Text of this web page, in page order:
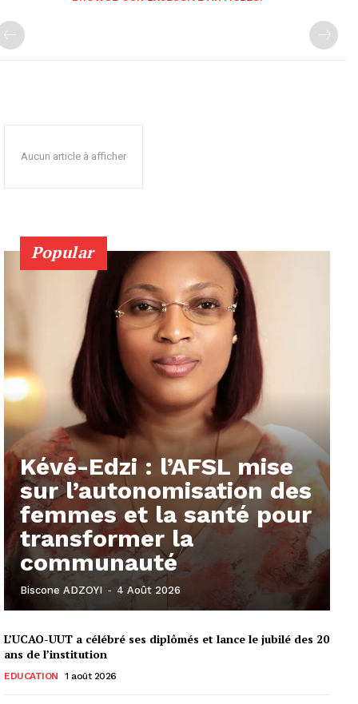
Aucun article à afficher
Popular
Kévé-Edzi : l’AFSL mise
sur l’autonomisation des
femmes et la santé pour
transformer la
communauté
Biscone ADZOYI - 4 Août 2026
L’UCAO-UUT a célébré ses diplômés et lance le jubilé des 20
ans de l’institution
EDUCATION 1 août 2026